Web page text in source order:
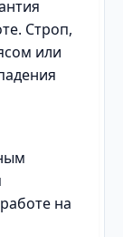
Строп,
или
на